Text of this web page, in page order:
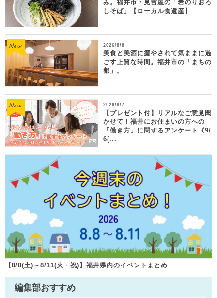
み。福井市・見吉屋の「岩のりおろ
しそば」【ローカル食遺産】
2026/8/8
美食と美酒に癒やされて気ままに過
ごす上質な時間。福井市の「まちの
都」。
2026/8/7
【プレゼント付】リアルなご意見聞
かせて！福井にお住まいの方への
「働き方」に関するアンケート《9/
6(...
【8/8(土)～8/11(火・祝)】福井県内のイベントまとめ
編集部おすすめ